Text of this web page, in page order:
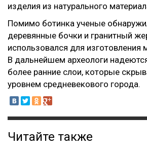
изделия из натурального
Помимо ботинка ученые
деревянные бочки и гранитный
использовался для
В дальнейшем археологи
более ранние слои, которые
уровнем средневекового города.
Читайте также